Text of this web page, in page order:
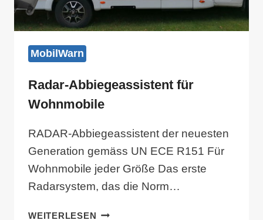
MobilWarn
Radar-Abbiegeassistent für
Wohnmobile
RADAR-Abbiegeassistent der neuesten
Generation gemäss UN ECE R151 Für
Wohnmobile jeder Größe Das erste
Radarsystem, das die Norm…
WEITERLESEN RADAR-